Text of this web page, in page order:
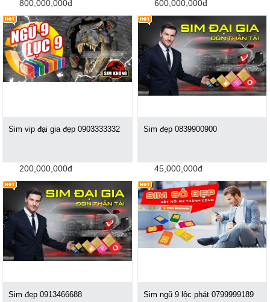
800,000,000đ 600,000,000đ
Sim vip đại gia đẹp 0903333332
200,000,000đ
Sim đẹp 0839900900
45,000,000đ
Sim đẹp 0913466688 Sim ngũ 9 lộc phát 0799999189